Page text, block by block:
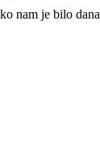
nam je bilo